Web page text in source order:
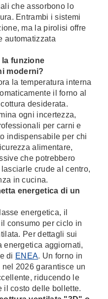
che assorbono lo
Entrambi i sistemi
ma la pirolisi offre
automatizzata
la funzione
moderni?
la temperatura interna
il forno al
desiderata.
ogni incertezza,
per carni e
indispensabile per chi
alimentare,
che potrebbero
crude al centro,
in cucina.
energetica di un
energetica, il
consumo per ciclo in
Per dettagli sui
energetica aggiornati,
di ENEA. Un forno in
2026 garantisce un
riducendo le
il costo delle bollette.